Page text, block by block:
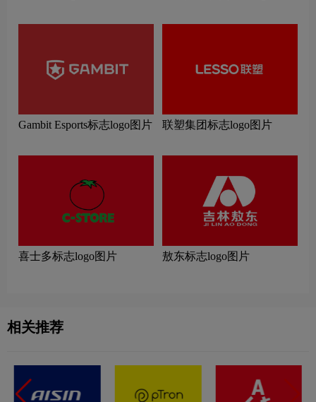
Gambit Esports标志logo图片 联塑集团标志logo图片
喜士多标志logo图片 敖东标志logo图片
相关推荐